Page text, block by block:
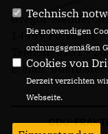
Gregor-Mendel-
14469 Potsdam
Telefon: 0331 -
E-Mail:
CDU-
Technisch
Die notwendigen
ordnungsgemäßen
Cookies von
Derzeit verzichten
Webseite.